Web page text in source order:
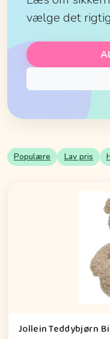
vælge det
Populære Lav pris
Jollein Teddybjørn